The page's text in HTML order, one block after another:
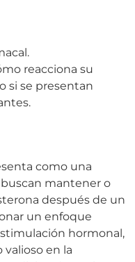
reacciona su
si se presentan
como una
mantener o
después de un
un enfoque
hormonal,
en la